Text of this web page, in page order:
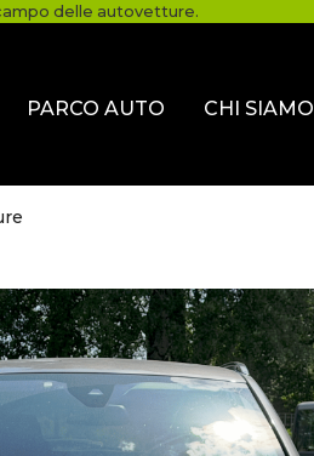
delle autovetture.
PARCO AUTO CHI SIAMO